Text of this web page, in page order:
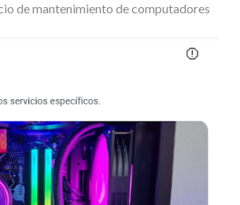
de mantenimiento de computadores